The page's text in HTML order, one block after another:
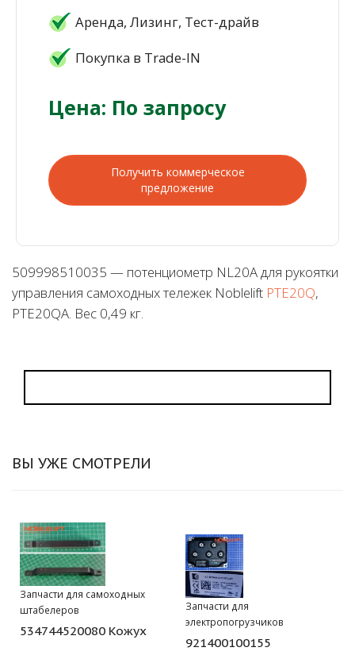
Аренда, Лизинг, Тест-драйв
Покупка в Trade-IN
Цена: По запросу
Получить коммерческое
предложение
509998510035 — потенциометр NL20A для рукоятки
управления самоходных тележек Noblelift PTE20Q,
PTE20QA. Вес 0,49 кг.
ВЫ УЖЕ СМОТРЕЛИ
Запчасти для самоходных
штабелеров
534744520080 Кожух
Запчасти для
электропогрузчиков
921400100155